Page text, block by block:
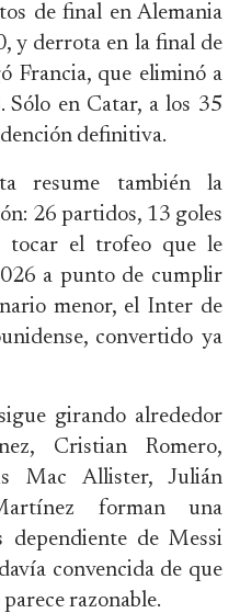
de final en Alemania
y derrota en la final de
Francia, que eliminó a
en Catar, a los 35
definitiva.
resume también la
26 partidos, 13 goles
tocar el trofeo que le
a punto de cumplir
menor, el Inter de
convertido ya
girando alrededor
Cristian Romero,
Mac Allister, Julián
forman una
dependiente de Messi
convencida de que
razonable.